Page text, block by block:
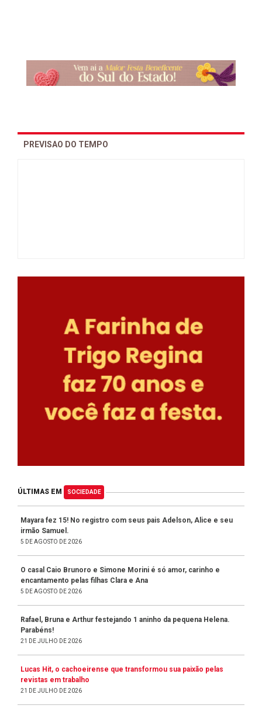
PREVISAO DO TEMPO
ÚLTIMAS EM SOCIEDADE
Mayara fez 15! No registro com seus pais Adelson, Alice e seu
irmão Samuel.
5 DE AGOSTO DE 2026
O casal Caio Brunoro e Simone Morini é só amor, carinho e
encantamento pelas filhas Clara e Ana
5 DE AGOSTO DE 2026
Rafael, Bruna e Arthur festejando 1 aninho da pequena Helena.
Parabéns!
21 DE JULHO DE 2026
Lucas Hit, o cachoeirense que transformou sua paixão pelas
revistas em trabalho
21 DE JULHO DE 2026